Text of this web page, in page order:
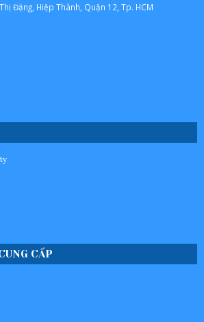
Đặng, Hiệp Thành, Quận 12, Tp. HCM
CẤP